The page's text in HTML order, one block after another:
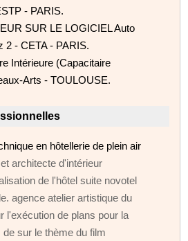
- PARIS.
SUR LE LOGICIEL Auto
2 - CETA - PARIS.
Intérieure (Capacitaire
Arts - TOULOUSE.
en hôtellerie de plein air
architecte d'intérieur
de l'hôtel suite novotel
agence atelier artistique du
l'exécution de plans pour la
sur le thème du film